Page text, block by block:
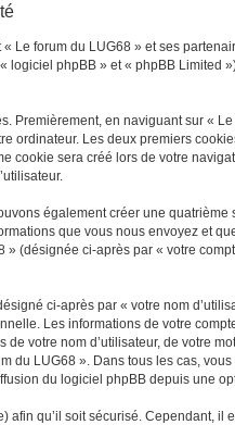
Le forum du LUG68 » et ses
phpBB » et « phpBB
Premièrement, en naviguant sur «
ordinateur. Les deux premiers
cookie sera créé lors de votre
également créer une
que vous nous envoyez et
» (désignée ci-après par « votre
ci-après par « votre nom
Les informations de votre
votre nom d’utilisateur, de votre
du LUG68 ». Dans tous les cas,
du logiciel phpBB depuis une
afin qu’il soit sécurisé. Cependant,